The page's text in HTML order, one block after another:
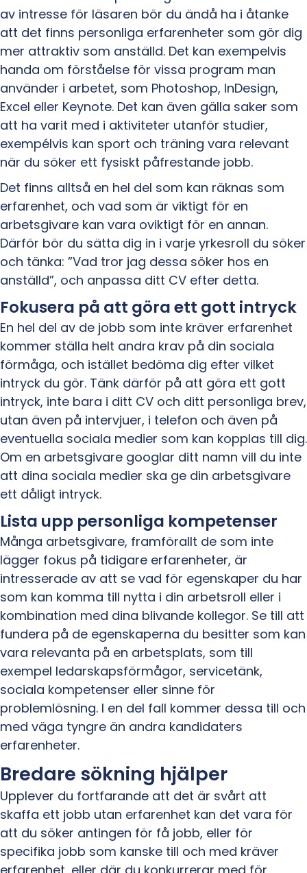
av intresse för läsaren bör du ändå ha i åtanke
att det finns personliga erfarenheter som gör dig
mer attraktiv som anställd. Det kan exempelvis
handa om förståelse för vissa program man
använder i arbetet, som Photoshop, InDesign,
Excel eller Keynote. Det kan även gälla saker som
att ha varit med i aktiviteter utanför studier,
exempélvis kan sport och träning vara relevant
när du söker ett fysiskt påfrestande jobb.
Det finns alltså en hel del som kan räknas som
erfarenhet, och vad som är viktigt för en
arbetsgivare kan vara oviktigt för en annan.
Därför bör du sätta dig in i varje yrkesroll du söker
och tänka: ”Vad tror jag dessa söker hos en
anställd”, och anpassa ditt CV efter detta.
Fokusera på att göra ett gott intryck
En hel del av de jobb som inte kräver erfarenhet
kommer ställa helt andra krav på din sociala
förmåga, och istället bedöma dig efter vilket
intryck du gör. Tänk därför på att göra ett gott
intryck, inte bara i ditt CV och ditt personliga brev,
utan även på intervjuer, i telefon och även på
eventuella sociala medier som kan kopplas till dig.
Om en arbetsgivare googlar ditt namn vill du inte
att dina sociala medier ska ge din arbetsgivare
ett dåligt intryck.
Lista upp personliga kompetenser
Många arbetsgivare, framförallt de som inte
lägger fokus på tidigare erfarenheter, är
intresserade av att se vad för egenskaper du har
som kan komma till nytta i din arbetsroll eller i
kombination med dina blivande kollegor. Se till att
fundera på de egenskaperna du besitter som kan
vara relevanta på en arbetsplats, som till
exempel ledarskapsförmågor, servicetänk,
sociala kompetenser eller sinne för
problemlösning. I en del fall kommer dessa till och
med väga tyngre än andra kandidaters
erfarenheter.
Bredare sökning hjälper
Upplever du fortfarande att det är svårt att
skaffa ett jobb utan erfarenhet kan det vara för
att du söker antingen för få jobb, eller för
specifika jobb som kanske till och med kräver